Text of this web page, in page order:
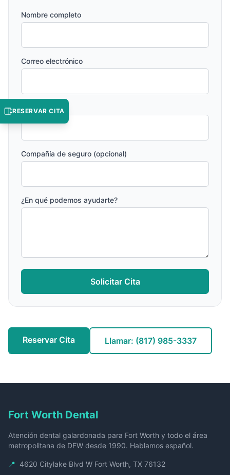
Nombre completo
Correo electrónico
Teléfono
Compañía de seguro (opcional)
¿En qué podemos ayudarte?
Solicitar Cita
Reservar Cita Llamar: (817) 985-3337
Fort Worth Dental
Atención dental galardonada para Fort Worth y todo el área
metropolitana de DFW desde 1990. Hablamos español.
📍 4620 Citylake Blvd W Fort Worth, TX 76132
RESERVAR CITA